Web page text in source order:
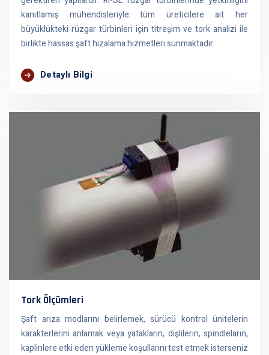
kanıtlamış mühendisleriyle tüm üreticilere ait her
büyüklükteki rüzgar türbinleri için titreşim ve tork analizi ile
birlikte hassas şaft hizalama hizmetleri sunmaktadır.
Detaylı Bilgi
Tork Ölçümleri
Şaft arıza modlarını belirlemek, sürücü kontrol ünitelerin
karakterlerini anlamak veya yatakların, dişlilerin, spindleların,
kaplinlere etki eden yükleme koşullarını test etmek isterseniz